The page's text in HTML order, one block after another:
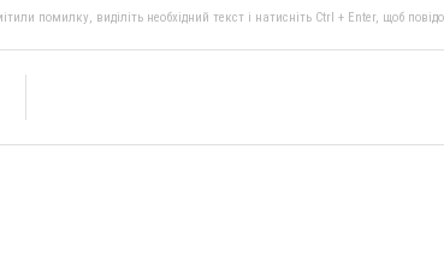
помилку, виділіть необхідний текст і натисніть Ctrl + Enter, щоб